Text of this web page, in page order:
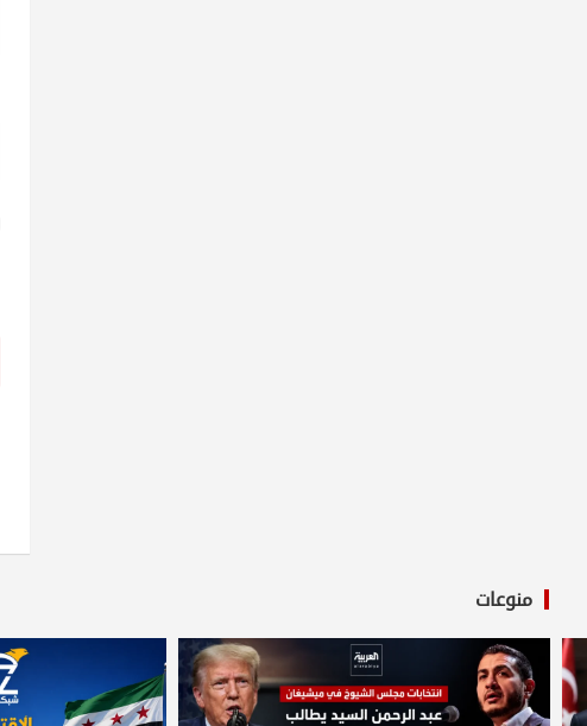
منوعات